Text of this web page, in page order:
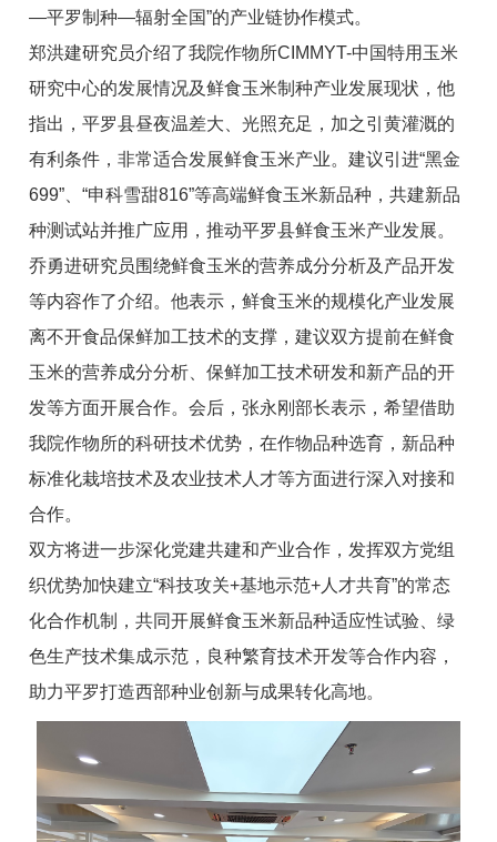
—平罗制种—辐射全国”的产业链协作模式。
郑洪建研究员介绍了我院作物所CIMMYT-中国特用玉米
研究中心的发展情况及鲜食玉米制种产业发展现状，他
指出，平罗县昼夜温差大、光照充足，加之引黄灌溉的
有利条件，非常适合发展鲜食玉米产业。建议引进“黑金
699”、“申科雪甜816”等高端鲜食玉米新品种，共建新品
种测试站并推广应用，推动平罗县鲜食玉米产业发展。
乔勇进研究员围绕鲜食玉米的营养成分分析及产品开发
等内容作了介绍。他表示，鲜食玉米的规模化产业发展
离不开食品保鲜加工技术的支撑，建议双方提前在鲜食
玉米的营养成分分析、保鲜加工技术研发和新产品的开
发等方面开展合作。会后，张永刚部长表示，希望借助
我院作物所的科研技术优势，在作物品种选育，新品种
标准化栽培技术及农业技术人才等方面进行深入对接和
合作。
双方将进一步深化党建共建和产业合作，发挥双方党组
织优势加快建立“科技攻关+基地示范+人才共育”的常态
化合作机制，共同开展鲜食玉米新品种适应性试验、绿
色生产技术集成示范，良种繁育技术开发等合作内容，
助力平罗打造西部种业创新与成果转化高地。